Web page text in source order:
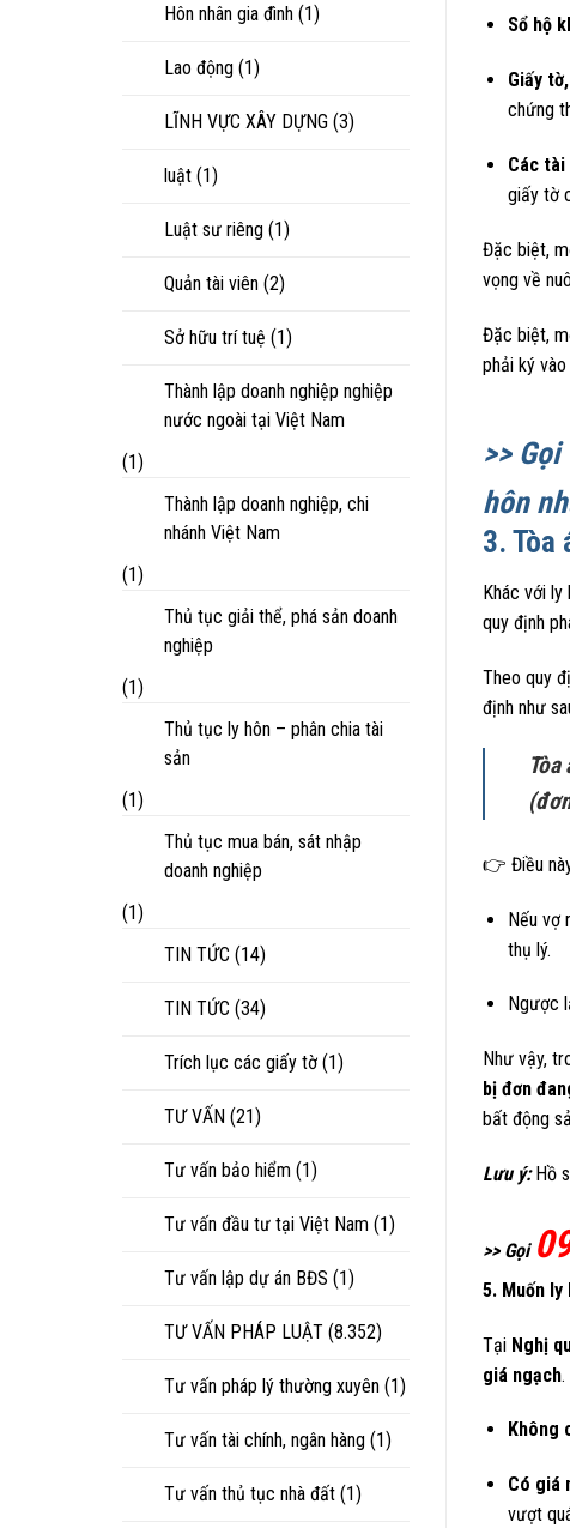
Hôn nhân gia đình (1)
Lao động (1)
LĨNH VỰC XÂY DỰNG (3)
luật (1)
Luật sư riêng (1)
Quản tài viên (2)
Sở hữu trí tuệ (1)
Thành lập doanh nghiệp nghiệp
nước ngoài tại Việt Nam
(1)
Thành lập doanh nghiệp, chi
nhánh Việt Nam
(1)
Thủ tục giải thể, phá sản doanh
nghiệp
(1)
Thủ tục ly hôn – phân chia tài
sản
(1)
Thủ tục mua bán, sát nhập
doanh nghiệp
(1)
TIN TỨC (14)
TIN TỨC (34)
Trích lục các giấy tờ (1)
TƯ VẤN (21)
Tư vấn bảo hiểm (1)
Tư vấn đầu tư tại Việt Nam (1)
Tư vấn lập dự án BĐS (1)
TƯ VẤN PHÁP LUẬT (8.352)
Tư vấn pháp lý thường xuyên (1)
Tư vấn tài chính, ngân hàng (1)
Tư vấn thủ tục nhà đất (1)
Sổ hộ
Giấy
chứng
Các
giấy tờ
Đặc biệt,
vọng về
Đặc biệt,
phải ký vào
>> Gọi
hôn
3. Tòa
Khác với
quy định
Theo quy
định như
👉 Điều
Nếu vợ
thụ lý.
Ngược
Như vậy,
bị đơn
bất động
Lưu ý:Hồ
>> Gọi
5. Muốn ly
Tại Nghị
giá ngạch
Không
Có giá
vượt